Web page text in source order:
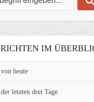
IM
heute
letzten drei Tage